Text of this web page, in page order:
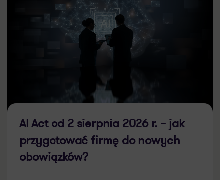
AI Act od 2 sierpnia 2026 r. – jak
przygotować firmę do nowych
obowiązków?